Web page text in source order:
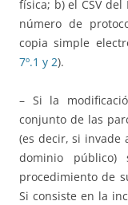
física; b) el CSV del
número de
copia simple
7º.1 y 2).
– Si la
conjunto de las
(es decir, si invade
dominio público)
procedimiento de
Si consiste en la